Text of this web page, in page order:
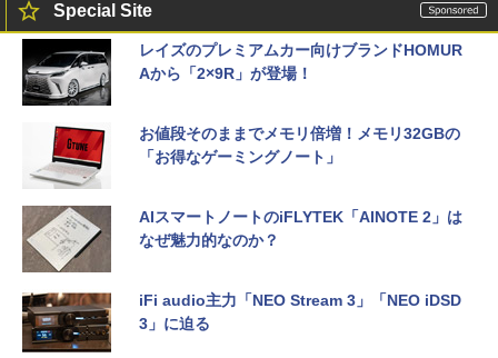
Special Site
レイズのプレミアムカー向けブランドHOMUR
Aから「2×9R」が登場！
お値段そのままでメモリ倍増！メモリ32GBの
「お得なゲーミングノート」
AIスマートノートのiFLYTEK「AINOTE 2」は
なぜ魅力的なのか？
iFi audio主力「NEO Stream 3」「NEO iDSD
3」に迫る